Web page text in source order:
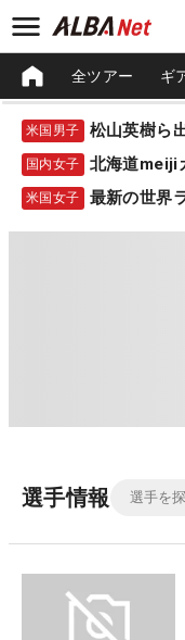
全ツアー ギ
米国男子
国内女子 北海道meiji
米国女子 最新の世界
選手情報